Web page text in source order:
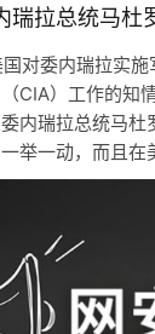
瑞拉总统马杜
对委内瑞拉实
CIA）工作的知
内瑞拉总统马
举一动，而且在